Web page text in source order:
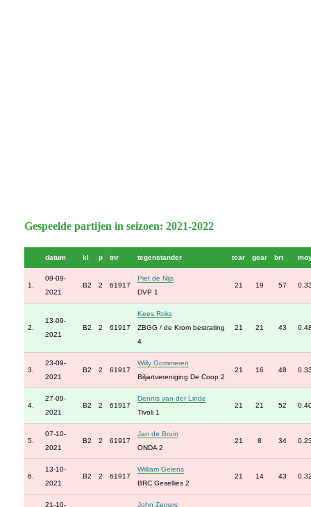
Gespeelde partijen in seizoen: 2021-2022
datum kl p tnr tegenstander tcar gcar brt
1.
09-09-
2021
B2 2 61917
Piet de Nijs
DVP 1
21 19 57
2.
13-09-
2021
B2 2 61917
Kees Roks
ZBGG / de Krom bestrating
4
21 21 43
3.
23-09-
2021
B2 2 61917
Willy Gommeren
Biljartvereniging De Coop 2
21 16 48
4.
27-09-
2021
B2 2 61917
Dennis van der Linde
Tivoli 1
21 21 52
5.
07-10-
2021
B2 2 61917
Jan de Bruin
ONDA 2
21 8 34
6.
13-10-
2021
B2 2 61917
William Gelens
BRC Gesellies 2
21 14 43
21-10-
John Zegers